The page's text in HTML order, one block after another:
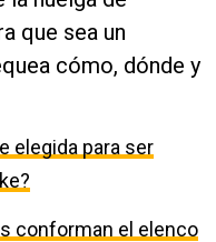
que sea un
cómo, dónde y
elegida para ser
conforman el elenco